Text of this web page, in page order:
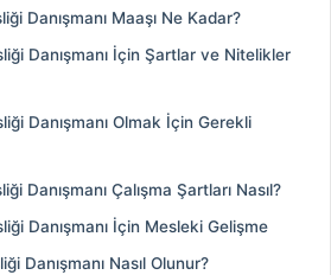
Danışmanı Maaşı Ne Kadar?
Danışmanı İçin Şartlar ve Nitelikler
Danışmanı Olmak İçin Gerekli
Danışmanı Çalışma Şartları Nasıl?
Danışmanı İçin Mesleki Gelişme
Danışmanı Nasıl Olunur?